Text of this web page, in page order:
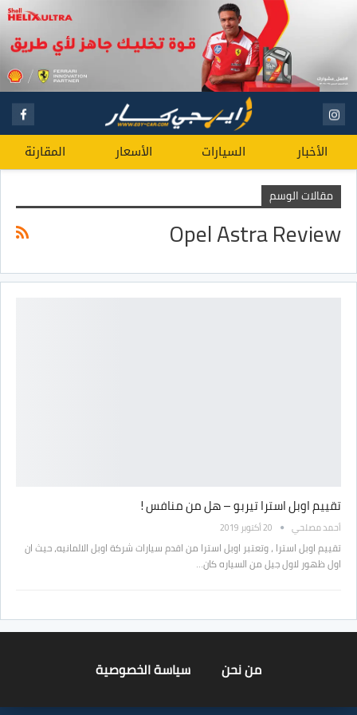
الأخبار السيارات الأسعار المقارنة
مقالات الوسم
Opel Astra Review
تقييم اوبل استرا تيربو – هل من منافس !
أحمد مصلحي 20 أكتوبر 2019
تقييم اوبل استرا ، وتعتبر اوبل استرا من اقدم سيارات شركة اوبل الالمانيه، حيث ان
اول ظهور لاول جيل من السياره كان…
من نحن سياسة الخصوصية